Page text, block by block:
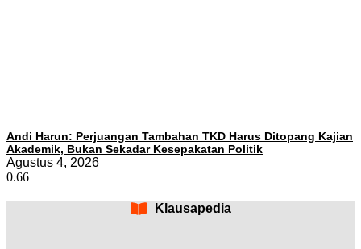
Andi Harun: Perjuangan Tambahan TKD Harus Ditopang Kajian
Akademik, Bukan Sekadar Kesepakatan Politik
Agustus 4, 2026
Klausapedia